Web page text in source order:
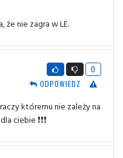
nie zagra w LE.
0
ODPOWIEDZ
któremu nie zależy na
❗❗❗